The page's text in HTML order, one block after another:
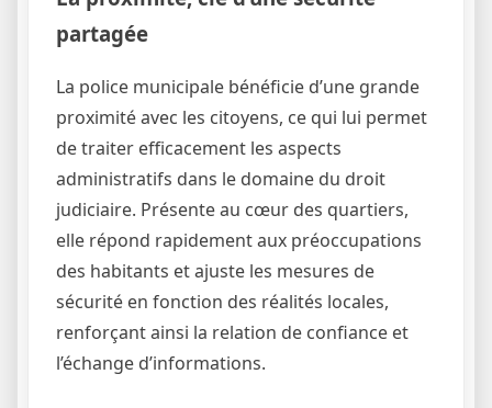
partagée
La police municipale bénéficie d’une grande
proximité avec les citoyens, ce qui lui permet
de traiter efficacement les aspects
administratifs dans le domaine du droit
judiciaire. Présente au cœur des quartiers,
elle répond rapidement aux préoccupations
des habitants et ajuste les mesures de
sécurité en fonction des réalités locales,
renforçant ainsi la relation de confiance et
l’échange d’informations.